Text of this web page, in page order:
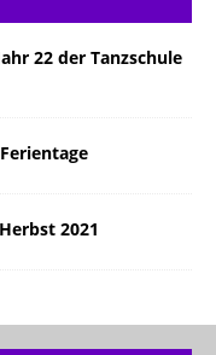
22 der Tanzschule
2021